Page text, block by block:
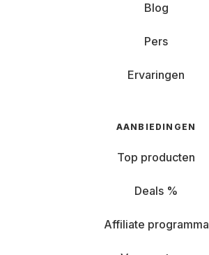
Blog
Pers
Ervaringen
AANBIEDINGEN
Top producten
Deals %
Affiliate programma